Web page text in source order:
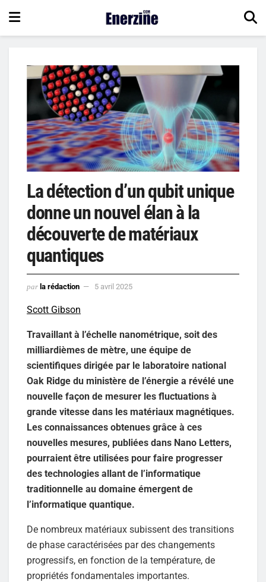
La détection d’un qubit unique
donne un nouvel élan à la
découverte de matériaux
quantiques
par la rédaction 5 avril 2025
Scott Gibson
Travaillant à l’échelle nanométrique, soit des
milliardièmes de mètre, une équipe de
scientifiques dirigée par le laboratoire national
Oak Ridge du ministère de l’énergie a révélé une
nouvelle façon de mesurer les fluctuations à
grande vitesse dans les matériaux magnétiques.
Les connaissances obtenues grâce à ces
nouvelles mesures, publiées dans Nano Letters,
pourraient être utilisées pour faire progresser
des technologies allant de l’informatique
traditionnelle au domaine émergent de
l’informatique quantique.
De nombreux matériaux subissent des transitions
de phase caractérisées par des changements
progressifs, en fonction de la température, de
propriétés fondamentales importantes.